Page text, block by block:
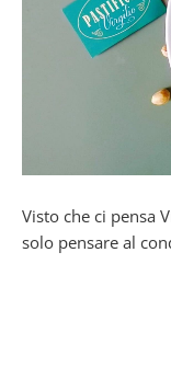
Visto che ci pensa
solo pensare al